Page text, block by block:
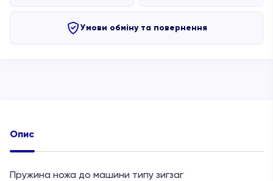
Умови обміну та повернення
Опис
Пружина ножа до машини типу зигзаг